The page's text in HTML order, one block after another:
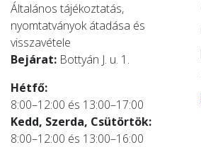
Általános tájékoztatás,
nyomtatványok átadása és
visszavétele
Bejárat:Bottyán J. u. 1.
Hétfő:
8:00–12:00 és 13:00–17:00
Kedd, Szerda, Csütörtök:
8:00–12:00 és 13:00–16:00